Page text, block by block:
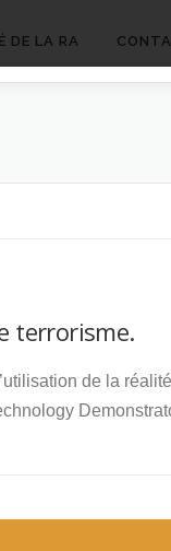
DE LA RA
terrorisme.
de la